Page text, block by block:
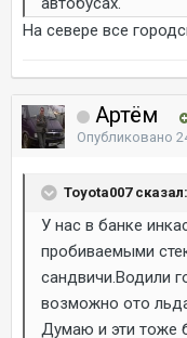
На севере все
Артём
Опубликовано
Toyota007 сказал:
У нас в банке
пробиваемыми
сандвичи.Водили
возможно ото
Думаю и эти тоже